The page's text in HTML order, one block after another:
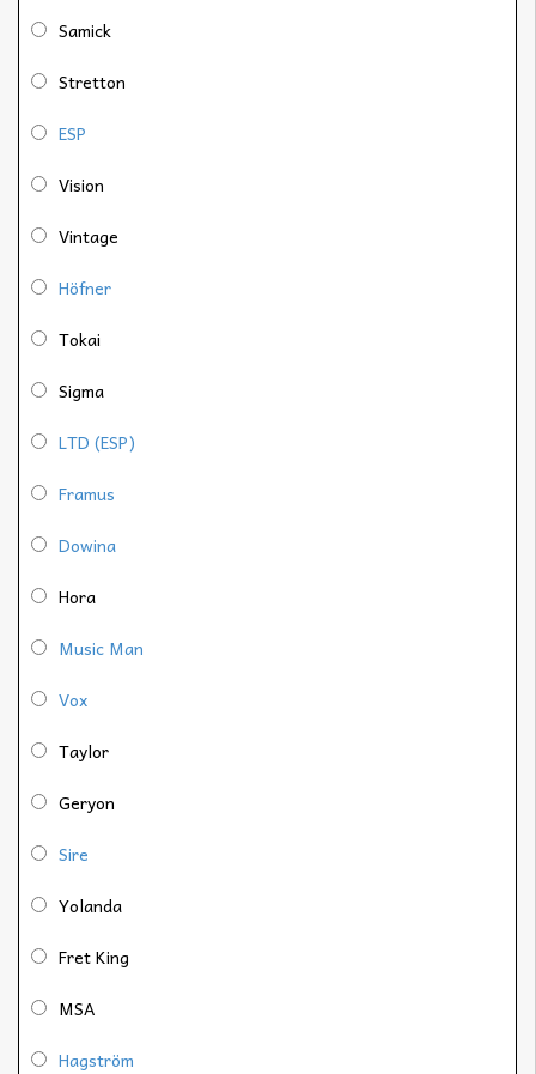
Samick
Stretton
ESP
Vision
Vintage
Höfner
Tokai
Sigma
LTD (ESP)
Framus
Dowina
Hora
Music Man
Vox
Taylor
Geryon
Sire
Yolanda
Fret King
MSA
Hagström